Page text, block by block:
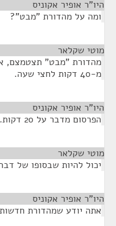
היו"ר אופיר אקוניס
ומה על מהדורת "מבט"?
מוטי שקלאר
מ-40 דקות לחצי שעה.
היו"ר אופיר אקוניס
הפרסום מדבר על 20 דקות.
מוטי שקלאר
יכול להיות שבסופו של
היו"ר אופיר אקוניס
אתה יודע שמהדורת חדשות